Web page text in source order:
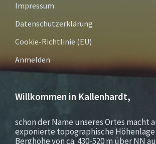
Impressum
Datenschutzerklärung
Cookie-Richtlinie (EU)
Anmelden
Willkommen in Kallenhardt,
schon der Name unseres Ortes macht
exponierte topographische
Berghöhe von ca. 430-520 m über NN